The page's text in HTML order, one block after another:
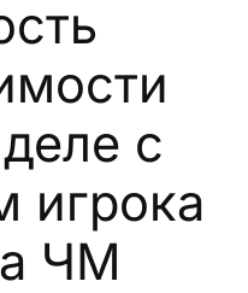
с
игрока
ЧМ